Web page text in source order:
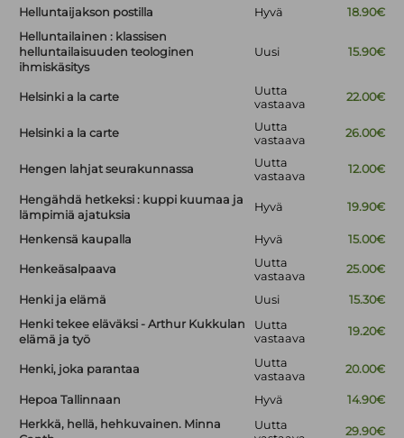
Helluntaijakson postilla
Hyvä
18.90€
Helluntailainen : klassisen
helluntailaisuuden teologinen
ihmiskäsitys
Uusi 15.90€
Helsinki a la carte
Uutta
vastaava
22.00€
Helsinki a la carte
Uutta
vastaava
26.00€
Hengen lahjat seurakunnassa
Uutta
vastaava
12.00€
Hengähdä hetkeksi : kuppi kuumaa ja
lämpimiä ajatuksia
Hyvä 19.90€
Henkensä kaupalla Hyvä 15.00€
Henkeäsalpaava
Uutta
vastaava
25.00€
Henki ja elämä Uusi
15.30€
Henki tekee eläväksi - Arthur Kukkulan
elämä ja työ
Uutta
vastaava
19.20€
Henki, joka parantaa
Uutta
vastaava
20.00€
Hepoa Tallinnaan Hyvä
14.90€
Herkkä, hellä, hehkuvainen. Minna
Uutta
29.90€